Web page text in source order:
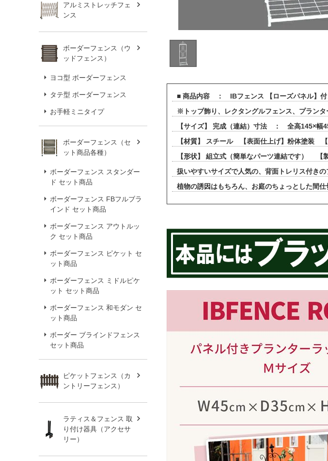
アルミストレッチフェ
ンス
ボーダーフェンス（ウ
ッドフェンス）
ヨコ型 ボーダーフェンス
タテ型 ボーダーフェンス
お手軽ミニタイプ
ボーダーフェンス（セ
ット商品各種）
ボーダーフェンス スタンダー
ド セット商品
ボーダーフェンス FBフルブラ
インド セット商品
ボーダーフェンス アウトルッ
ク セット商品
ボーダーフェンス ピケット セ
ット商品
ボーダーフェンス ミドルピケ
ット セット商品
ボーダーフェンス 和モダン セ
ット商品
ボーダー ブラインドフェンス
セット商品
ピケットフェンス（カ
ントリーフェンス）
ラティス＆フェンス 取
り付け器具（アクセサ
リー）
■ 商品内容 ： IBフェンス 【ローズパネル】
※トップ飾り、レクタングルフェンス、プラン
【サイズ】 完成（連結）寸法 ： 全高145×幅
【材質】 スチール 【表面仕上げ】粉体塗装
【形状】 組立式（簡単なパーツ連結です） 【
扱いやすいサイズで人気の、背面トレリス付きの
植物の誘因はもちろん、お庭のちょっとした間仕